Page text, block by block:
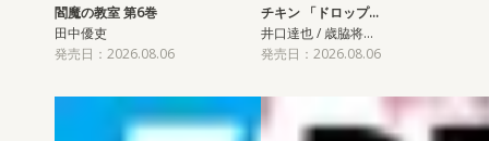
閻魔の教室 第6巻
田中優吏
発売日：2026.08.06
チキン 「ドロップ…
井口達也 / 歳脇将…
発売日：2026.08.06